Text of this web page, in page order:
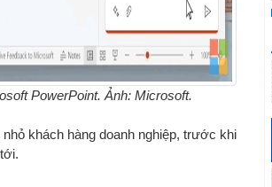
PowerPoint. Ảnh: Microsoft.
khách hàng doanh nghiệp, trước khi